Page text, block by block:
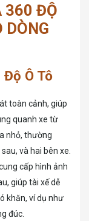
360 ĐỘ
DÒNG
Ô Tô
toàn cảnh, giúp
quanh xe từ
nhỏ, thường
và hai bên xe.
cấp hình ảnh
giúp tài xế dễ
khăn, ví dụ như
đúc.